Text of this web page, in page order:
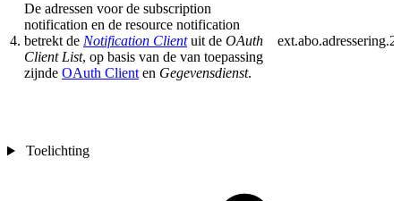
4.
De adressen voor de subscription
notification en de resource notification
betrekt de Notification Clientuit de OAuth
Client List, op basis van de van toepassing
zijnde OAuth Client en Gegevensdienst.
Toelichting